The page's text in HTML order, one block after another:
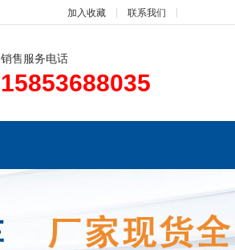
加入收藏 联系我们
销售服务电话
15853688035